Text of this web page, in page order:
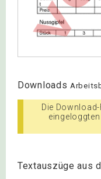
Downloads
Die
Textauszüge aus